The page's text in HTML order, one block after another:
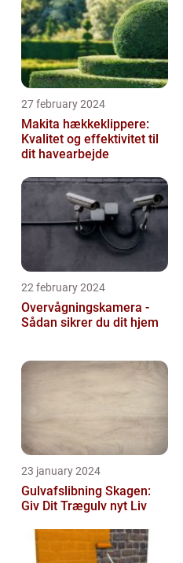
27 february 2024
Makita hækkeklippere:
Kvalitet og effektivitet til
dit havearbejde
22 february 2024
Overvågningskamera -
Sådan sikrer du dit hjem
23 january 2024
Gulvafslibning Skagen:
Giv Dit Trægulv nyt Liv